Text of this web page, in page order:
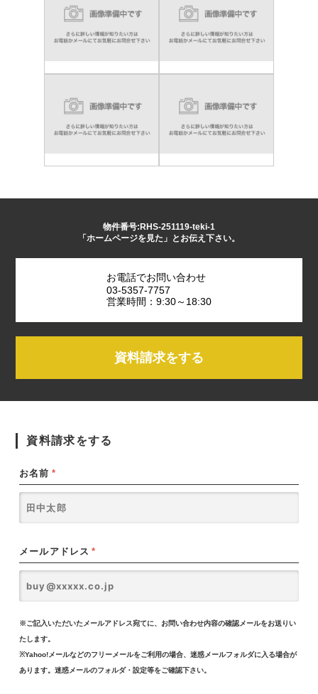
物件番号:RHS-251119-teki-1
「ホームページを見た」とお伝え下さい。
お電話でお問い合わせ
03-5357-7757
営業時間：9:30～18:30
資料請求をする
資料請求をする
お名前 *
メールアドレス *
※ご記入いただいたメールアドレス宛てに、お問い合わせ内容の確認メールをお送りい
たします。
※Yahoo!メールなどのフリーメールをご利用の場合、迷惑メールフォルダに入る場合が
あります。迷惑メールのフォルダ・設定等をご確認下さい。